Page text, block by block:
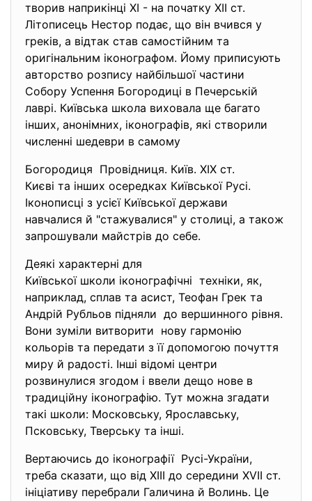
творив наприкінці XI - на початку XII ст.
Літописець Нестор подає, що він вчився у
греків, а відтак став самостійним та
оригінальним іконографом. Йому приписують
авторство розпису найбільшої частини
Собору Успення Богородиці в Печерській
лаврі. Київська школа виховала ще багато
інших, анонімних, іконографів, які створили
численні шедеври в самому
Богородиця Провiдниця. Київ. ХIХ ст.
Києві та інших осередках Київської Русі.
Іконописці з усієї Київської держави
навчалися й "стажувалися" у столиці, а також
запрошували майстрів до себе.
Деякі характерні для
Київської школи іконографічні техніки, як,
наприклад, сплав та асист, Теофан Грек та
Андрій Рубльов підняли до вершинного рівня.
Вони зуміли витворити нову гармонію
кольорів та передати з її допомогою почуття
миру й радості. Інші відомі центри
розвинулися згодом і ввели дещо нове в
традиційну іконографію. Тут можна згадати
такі школи: Московську, Ярославську,
Псковську, Тверську та інші.
Вертаючись до іконографії Русі-України,
треба сказати, що від XIII до середини XVII ст.
ініціативу перебрали Галичина й Волинь. Це